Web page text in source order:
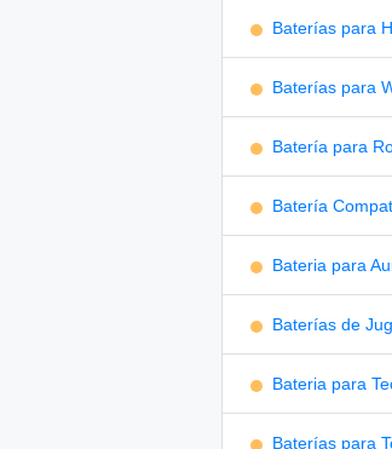
Baterías para
Baterías para
Batería para
Batería
Bateria para
Baterías de
Bateria para
Baterías para